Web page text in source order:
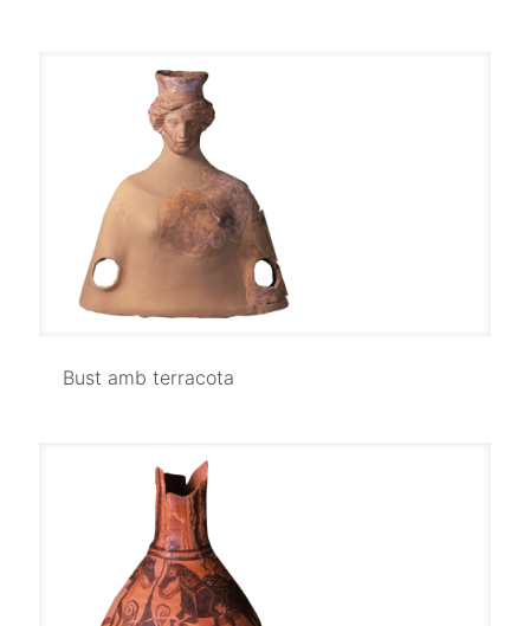
Bust amb terracota
Bust amb terracota